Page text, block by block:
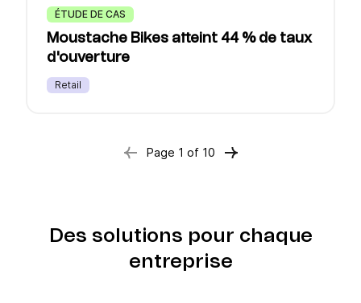
ÉTUDE DE CAS
Moustache Bikes atteint 44 % de taux
d'ouverture
Retail
Page 1 of 10
Des solutions pour chaque
entreprise